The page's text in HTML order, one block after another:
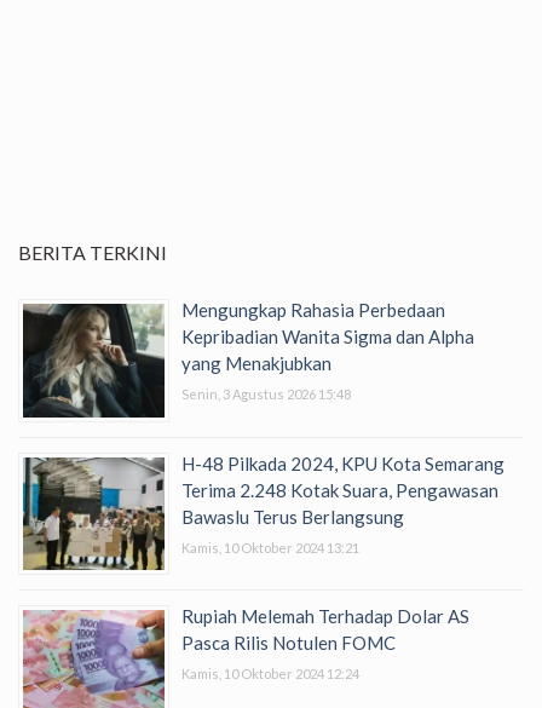
BERITA TERKINI
Mengungkap Rahasia Perbedaan
Kepribadian Wanita Sigma dan Alpha
yang Menakjubkan
Senin, 3 Agustus 2026 15:48
H-48 Pilkada 2024, KPU Kota Semarang
Terima 2.248 Kotak Suara, Pengawasan
Bawaslu Terus Berlangsung
Kamis, 10 Oktober 2024 13:21
Rupiah Melemah Terhadap Dolar AS
Pasca Rilis Notulen FOMC
Kamis, 10 Oktober 2024 12:24